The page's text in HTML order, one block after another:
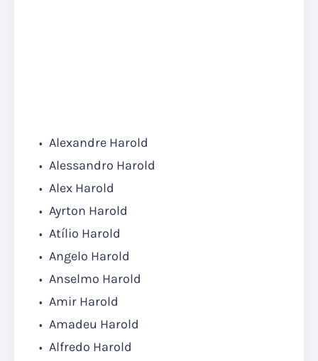
Alexandre Harold
Alessandro Harold
Alex Harold
Ayrton Harold
Atílio Harold
Angelo Harold
Anselmo Harold
Amir Harold
Amadeu Harold
Alfredo Harold